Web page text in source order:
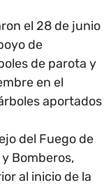
el 28 de junio
de
de parota y
en el
aportados
del Fuego de
Bomberos,
al inicio de la